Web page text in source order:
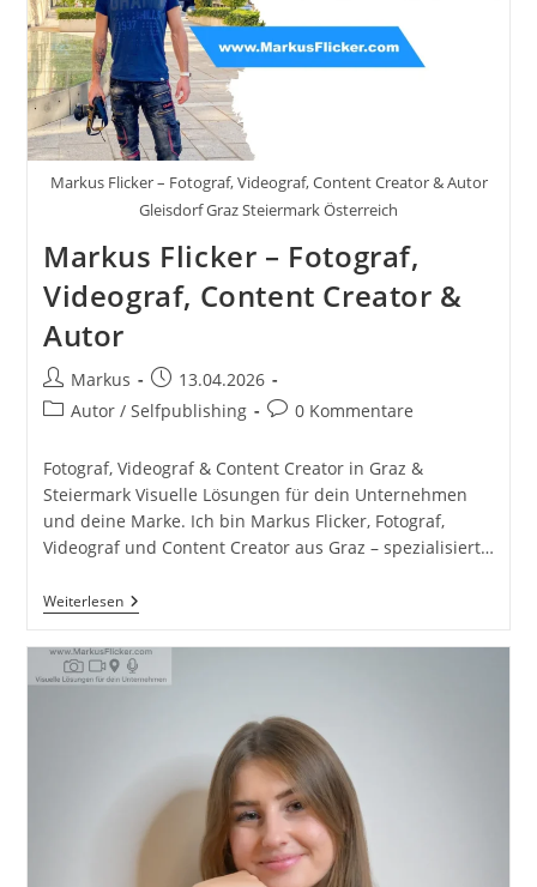
Steiermark
Markus Flicker – Fotograf, Videograf, Content Creator & Autor
Gleisdorf Graz Steiermark Österreich
Markus Flicker – Fotograf,
Videograf, Content Creator &
Autor
Beitrags-
Autor:
Markus
Beitrag
veröffentlicht:
13.04.2026
Beitrags-
Autor / Selfpublishing
Beitrags-
0 Kommentare
Fotograf, Videograf & Content Creator in Graz &
Steiermark Visuelle Lösungen für dein Unternehmen
und deine Marke. Ich bin Markus Flicker, Fotograf,
Videograf und Content Creator aus Graz – spezialisiert…
WeiterlesenMarkus
Flicker
Fotograf,
Videograf,